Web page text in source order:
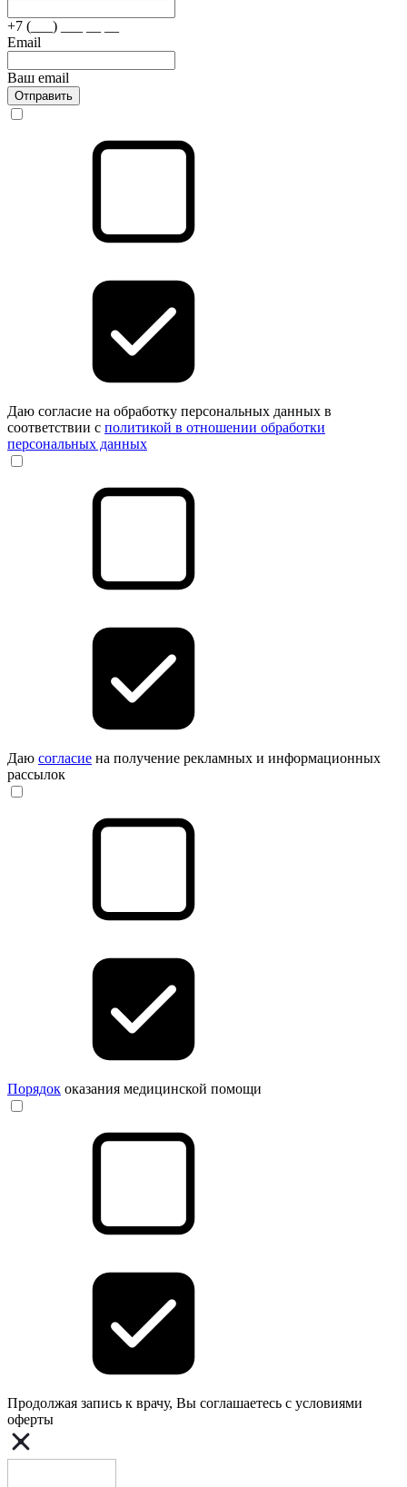
+7 (___) ___ __ __
Email
Ваш email
Отправить
Даю согласие на обработку персональных данных в
соответствии с политикой в отношении обработки
персональных данных
Даю согласие на получение рекламных и информационных
рассылок
Порядок оказания медицинской помощи
Продолжая запись к врачу, Вы соглашаетесь с условиями
оферты